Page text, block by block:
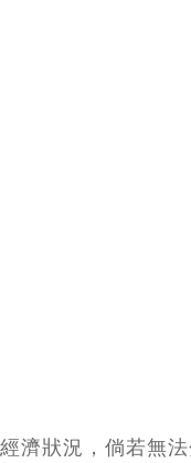
濟狀況，倘若無